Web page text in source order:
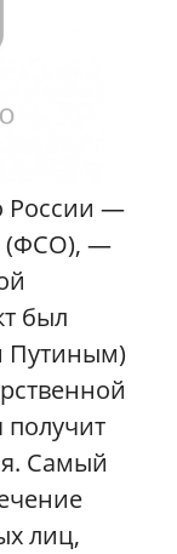
России —
(ФСО), —
был
Путиным)
Самый
лиц,